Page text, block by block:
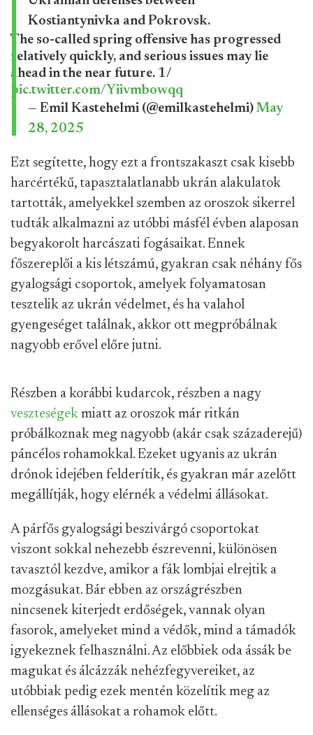
Kostiantynivka and Pokrovsk.
The so-called spring offensive has progressed
relatively quickly, and serious issues may lie
ahead in the near future. 1/
pic.twitter.com/Yiivmbowqq
— Emil Kastehelmi (@emilkastehelmi) May
28, 2025
Ezt segítette, hogy ezt a frontszakaszt csak kisebb
harcértékű, tapasztalatlanabb ukrán alakulatok
tartották, amelyekkel szemben az oroszok sikerrel
tudták alkalmazni az utóbbi másfél évben alaposan
begyakorolt harcászati fogásaikat. Ennek
főszereplői a kis létszámú, gyakran csak néhány fős
gyalogsági csoportok, amelyek folyamatosan
tesztelik az ukrán védelmet, és ha valahol
gyengeséget találnak, akkor ott megpróbálnak
nagyobb erővel előre jutni.
Részben a korábbi kudarcok, részben a nagy
veszteségek miatt az oroszok már ritkán
próbálkoznak meg nagyobb (akár csak századerejű)
páncélos rohamokkal. Ezeket ugyanis az ukrán
drónok idejében felderítik, és gyakran már azelőtt
megállítják, hogy elérnék a védelmi állásokat.
A párfős gyalogsági beszivárgó csoportokat
viszont sokkal nehezebb észrevenni, különösen
tavasztól kezdve, amikor a fák lombjai elrejtik a
mozgásukat. Bár ebben az országrészben
nincsenek kiterjedt erdőségek, vannak olyan
fasorok, amelyeket mind a védők, mind a támadók
igyekeznek felhasználni. Az előbbiek oda ássák be
magukat és álcázzák nehézfegyvereiket, az
utóbbiak pedig ezek mentén közelítik meg az
ellenséges állásokat a rohamok előtt.